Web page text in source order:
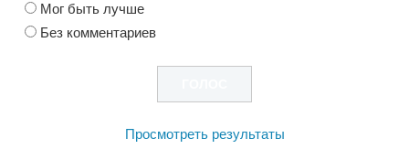
Мог быть лучше
Без комментариев
Просмотреть результаты